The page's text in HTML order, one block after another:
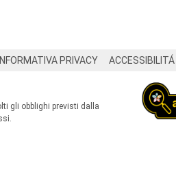
INFORMATIVA PRIVACY ACCESSIBILITÁ
gli obblighi previsti dalla